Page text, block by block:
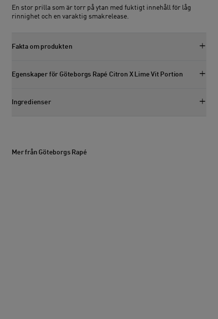
En stor prilla som är torr på ytan med fuktigt innehåll för låg
rinnighet och en varaktig smakrelease.
Fakta om produkten
Visa faktasektion
Egenskaper för Göteborgs Rapé Citron X Lime Vit Portion
Visa egenskapssektion
Ingredienser
Visa ingredienssektion
Mer från Göteborgs Rapé